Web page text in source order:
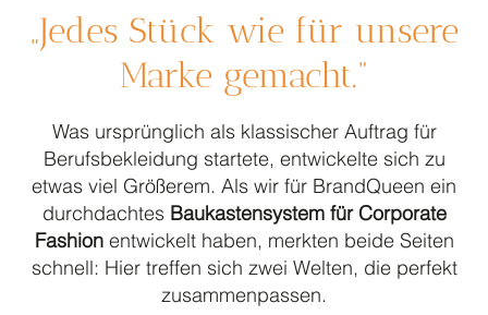
WORLD OF ACP
Accessoires
Arztmantel
Barjacke
Blusen & Hemden – all white
Blusen & Hemden – colour
„Jedes Stück wie für unsere
Marke gemacht.“
Was ursprünglich als klassischer Auftrag für
Berufsbekleidung startete, entwickelte sich zu
etwas viel Größerem. Als wir für BrandQueen ein
durchdachtes Baukastensystem für Corporate
Fashionentwickelt haben, merkten beide Seiten
schnell: Hier treffen sich zwei Welten, die perfekt
zusammenpassen.